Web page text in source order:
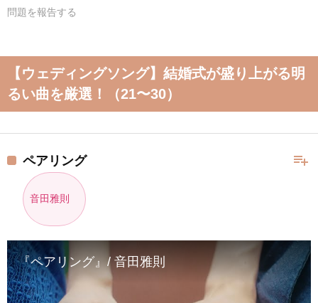
問題を報告する
【ウェディングソング】結婚式が盛り上がる明
るい曲を厳選！（21〜30）
playlist_add
ペアリング
音田雅則
『ペアリング』/ 音田雅則